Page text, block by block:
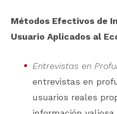
Métodos Efectivos de
Usuario Aplicados al
Entrevistas en
entrevistas en
usuarios reales